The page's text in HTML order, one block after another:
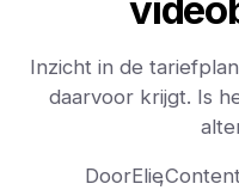
Inzicht in de
daarvoor krijgt. Is
DoorElie,